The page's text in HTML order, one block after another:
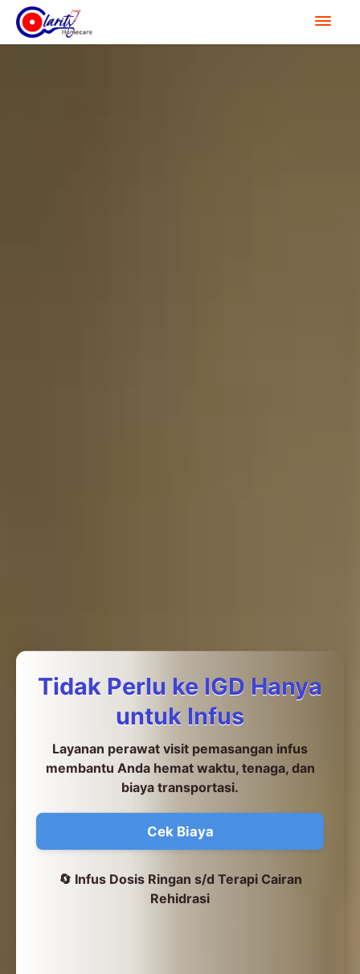
Tidak Perlu ke IGD Hanya
untuk Infus
Layanan perawat visit pemasangan infus
membantu Anda hemat waktu, tenaga, dan
biaya transportasi.
Cek Biaya
🔄 Infus Dosis Ringan s/d Terapi Cairan
Rehidrasi